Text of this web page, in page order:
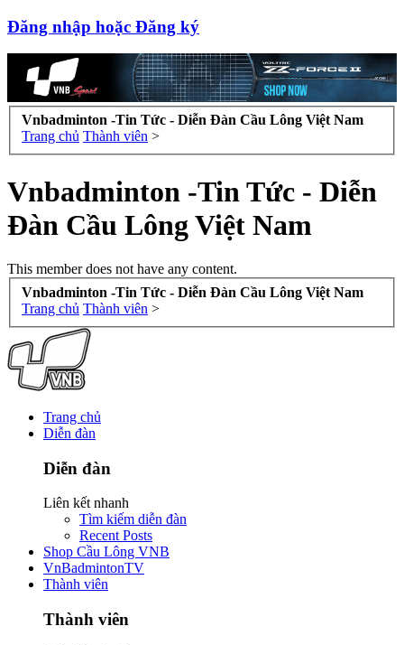
Đăng nhập hoặc Đăng ký
Vnbadminton -Tin Tức - Diễn Đàn Cầu Lông Việt Nam
Trang chủ Thành viên >
Vnbadminton -Tin Tức - Diễn
Đàn Cầu Lông Việt Nam
This member does not have any content.
Vnbadminton -Tin Tức - Diễn Đàn Cầu Lông Việt Nam
Trang chủ Thành viên >
Trang chủ
Diễn đàn
Diễn đàn
Liên kết nhanh
Tìm kiếm diễn đàn
Recent Posts
Shop Cầu Lông VNB
VnBadmintonTV
Thành viên
Thành viên